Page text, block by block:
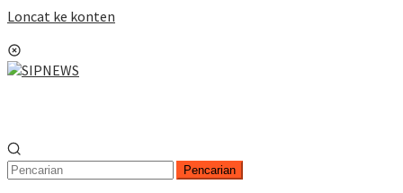
Loncat ke konten
Pencarian